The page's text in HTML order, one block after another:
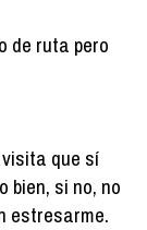
de ruta pero
que sí
bien, si no, no
estresarme.